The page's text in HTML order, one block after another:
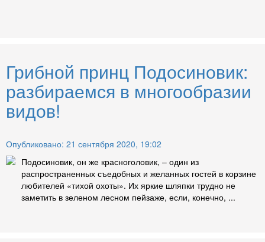
Грибной принц Подосиновик:
разбираемся в многообразии
видов!
Опубликовано: 21 сентября 2020, 19:02
Подосиновик, он же красноголовик, – один из
распространенных съедобных и желанных гостей в корзине
любителей «тихой охоты». Их яркие шляпки трудно не
заметить в зеленом лесном пейзаже, если, конечно, ...